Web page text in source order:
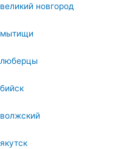
великий новгород
мытищи
люберцы
бийск
волжский
якутск